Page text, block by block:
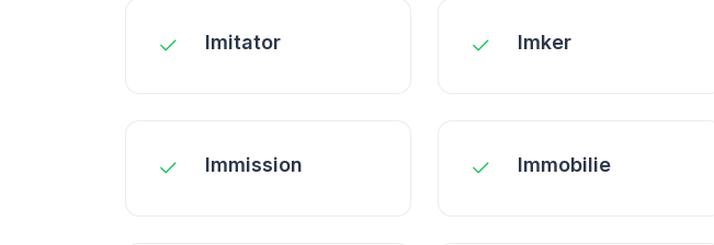
Imitator Imker
Immission Immobilie